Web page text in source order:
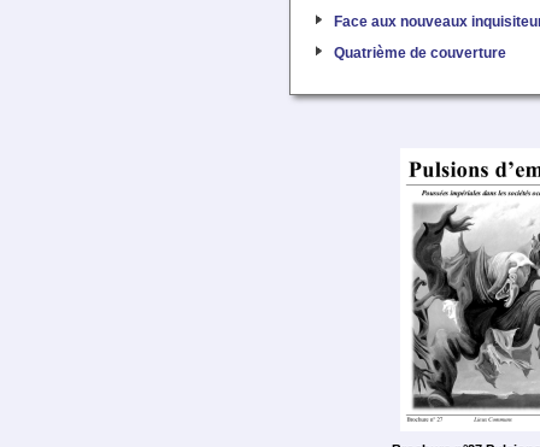
Face aux nouveaux
Quatrième de couverture